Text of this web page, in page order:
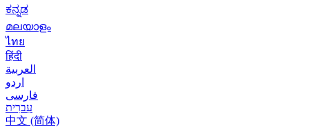
ಕನ್ನಡ
മലയാളം
ไทย
हिंदी
العربية
اردو
فارسی
עִברִית
中文 (简体)